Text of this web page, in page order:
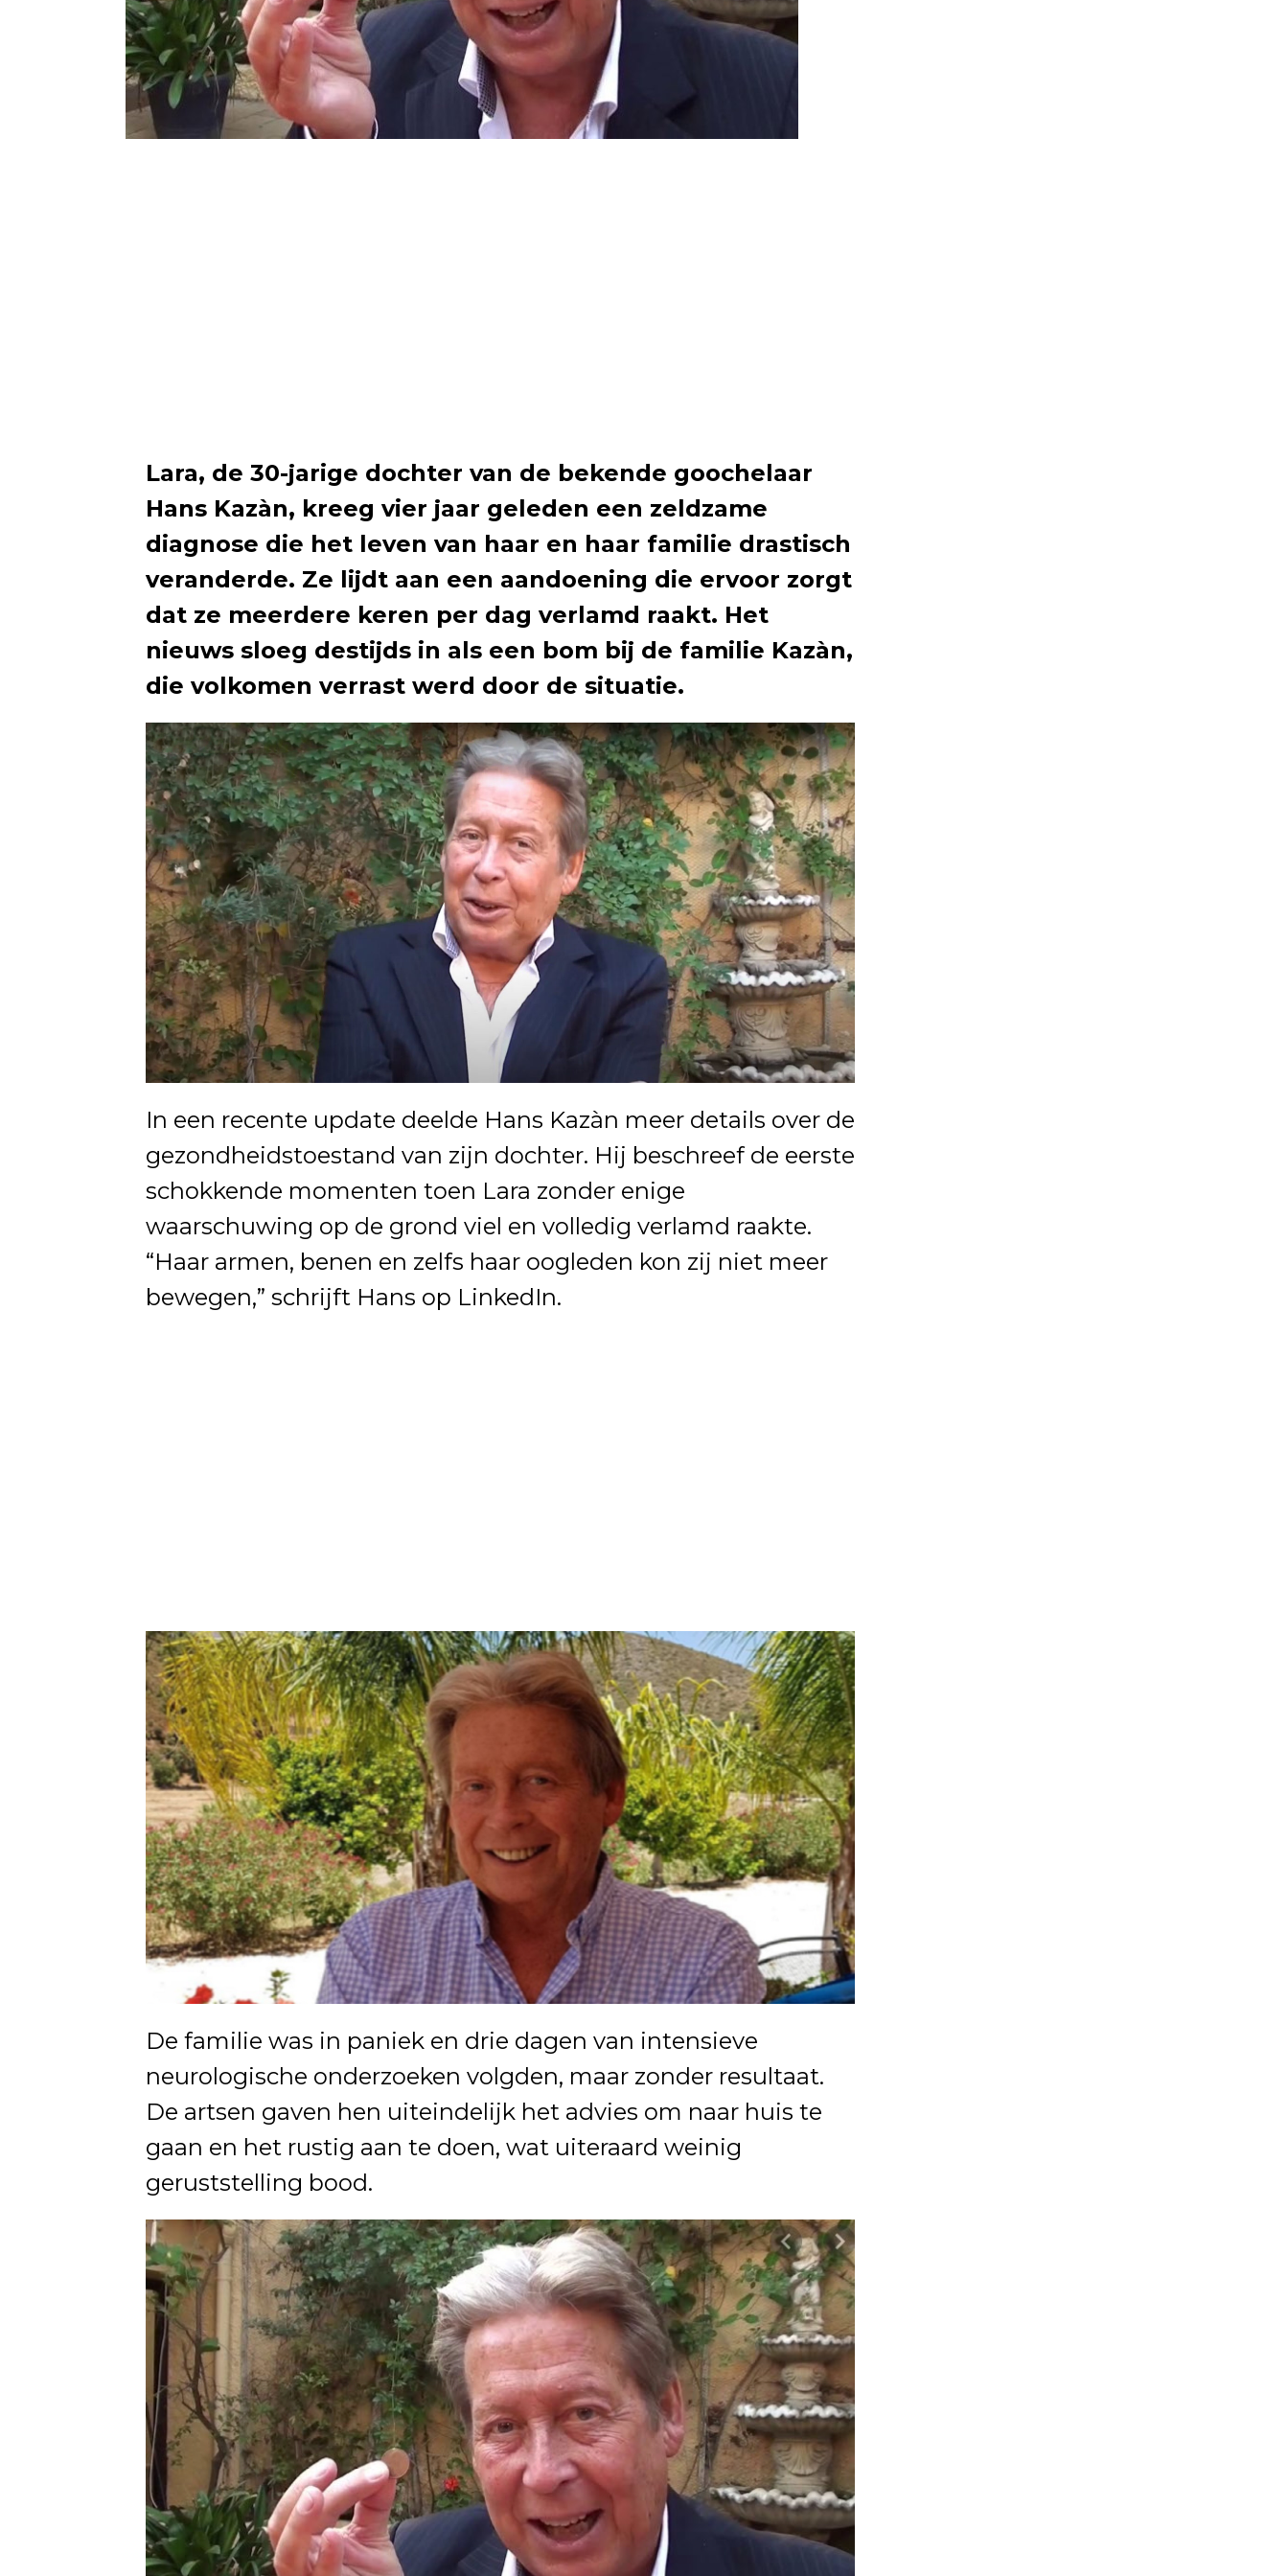
Lara, de 30-jarige dochter van de bekende goochelaar
Hans Kazàn, kreeg vier jaar geleden een zeldzame
diagnose die het leven van haar en haar familie drastisch
veranderde. Ze lijdt aan een aandoening die ervoor zorgt
dat ze meerdere keren per dag verlamd raakt. Het
nieuws sloeg destijds in als een bom bij de familie Kazàn,
die volkomen verrast werd door de situatie.
In een recente update deelde Hans Kazàn meer details over de
gezondheidstoestand van zijn dochter. Hij beschreef de eerste
schokkende momenten toen Lara zonder enige
waarschuwing op de grond viel en volledig verlamd raakte.
“Haar armen, benen en zelfs haar oogleden kon zij niet meer
bewegen,” schrijft Hans op LinkedIn.
De familie was in paniek en drie dagen van intensieve
neurologische onderzoeken volgden, maar zonder resultaat.
De artsen gaven hen uiteindelijk het advies om naar huis te
gaan en het rustig aan te doen, wat uiteraard weinig
geruststelling bood.